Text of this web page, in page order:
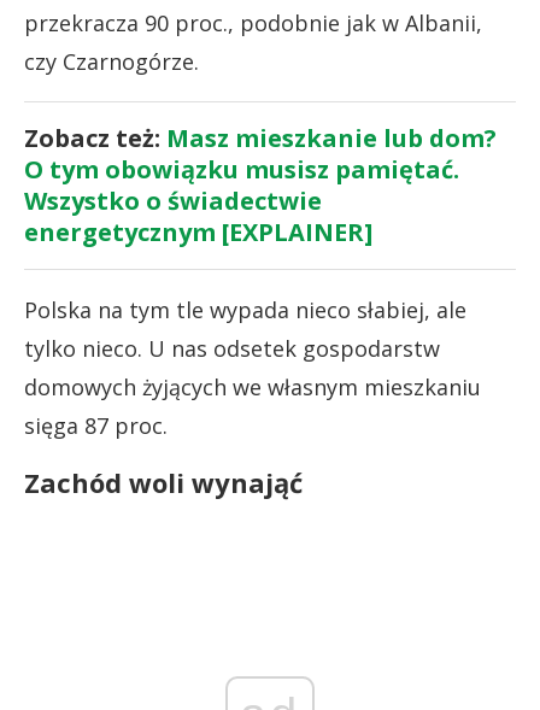
przekracza 90 proc., podobnie jak w Albanii,
czy Czarnogórze.
Zobacz też: Masz mieszkanie lub dom?
O tym obowiązku musisz pamiętać.
Wszystko o świadectwie
energetycznym [EXPLAINER]
Polska na tym tle wypada nieco słabiej, ale
tylko nieco. U nas odsetek gospodarstw
domowych żyjących we własnym mieszkaniu
sięga 87 proc.
Zachód woli wynająć